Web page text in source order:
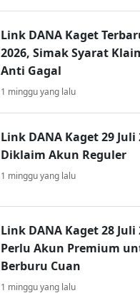
Link DANA Kaget
2026, Simak Syarat
Anti Gagal
1 minggu yang lalu
Link DANA Kaget 29 Juli
Diklaim Akun Reguler
1 minggu yang lalu
Link DANA Kaget 28 Juli
Perlu Akun Premium
Berburu Cuan
1 minggu yang lalu